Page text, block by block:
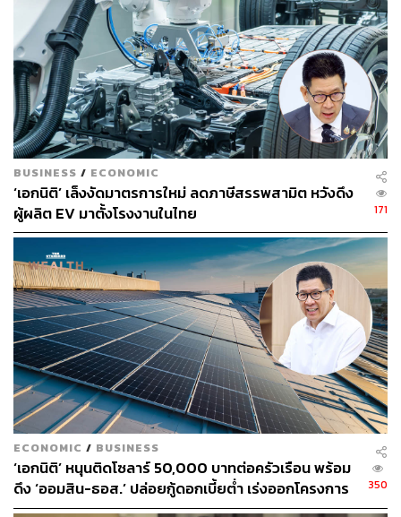
136
ABOUT THE AUTHOR
THE STANDARD TEAM
กองบรรณาธิการ THE STANDARD
BUSINESS / ECONOMIC
‘เอกนิติ’ เล็งงัดมาตรการใหม่ ลดภาษีสรรพสามิต หวังดึง
ผู้ผลิต EV มาตั้งโรงงานในไทย
171
ECONOMIC / BUSINESS
‘เอกนิติ’ หนุนติดโซลาร์ 50,000 บาทต่อครัวเรือน พร้อม
ดึง ‘ออมสิน-ธอส.’ ปล่อยกู้ดอกเบี้ยต่ำ เร่งออกโครงการ
ภายใน 1 เดือน
350